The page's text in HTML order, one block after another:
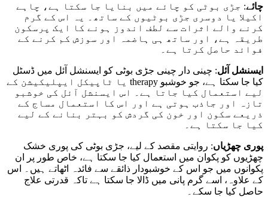
چائے: جڑی بوٹی کو چائے میں بنایا جا سکتا ہے، چاہے
اکیلا یا دوسری جڑی بوٹیوں کے ساتھ۔ یہ اس کے گرم
کرنے والے اثرات سے لطف اندوز ہونے کا ایک پرسکون
طریقہ ہے، اور ساتھ ہی ہاضمہ اور سوزش کم کرنے کے
فوائد حاصل کرتا ہے۔
ایسنشل آئل: چینی دار چینی جڑی بوٹی کو ایسنشل آئل میں ڈسٹل
کیا جا سکتا ہے، جو خوشبو therapy یا ٹاپیکل ایپلیکیشن کے
لیے استعمال کیا جاتا ہے۔ اس ایسنشل آئل کی خوشبو
تازہ اور جاذب ہوتی ہے اور اس کا استعمال مساج کے
ذریعے سکون اور خون کی گردش کو بہتر بنانے کے لیے
کیا جا سکتا ہے۔
پوری چھڑیاں: روایتی مقصد کے لیے، جڑی بوٹی کی پوری خشک
چھڑیوں کو پکوان میں استعمال کیا جا سکتا ہے، خاص طور پر ان
پکوانوں میں جو اس کے خوشبودار ذائقے سے فائدہ اٹھاتے ہیں۔ اس
کے علاوہ، اسے گرم پانی میں ڈالا جا سکتا ہے تاکہ قدرتی علاج
حاصل کیا جا سکے۔